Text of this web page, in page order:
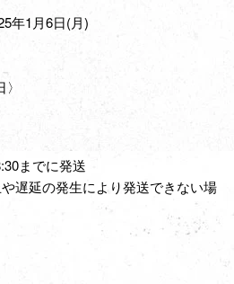
年1月6日(月)
までに発送
遅延の発生により発送できない場